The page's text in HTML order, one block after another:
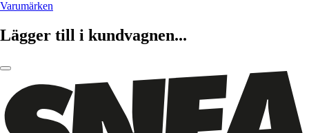
Varumärken
Lägger till i kundvagnen...